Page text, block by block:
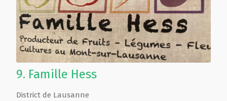
9. Famille Hess
District de Lausanne